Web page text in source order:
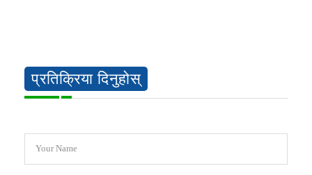
प्रतिक्रिया दिनुहोस्
Your Name